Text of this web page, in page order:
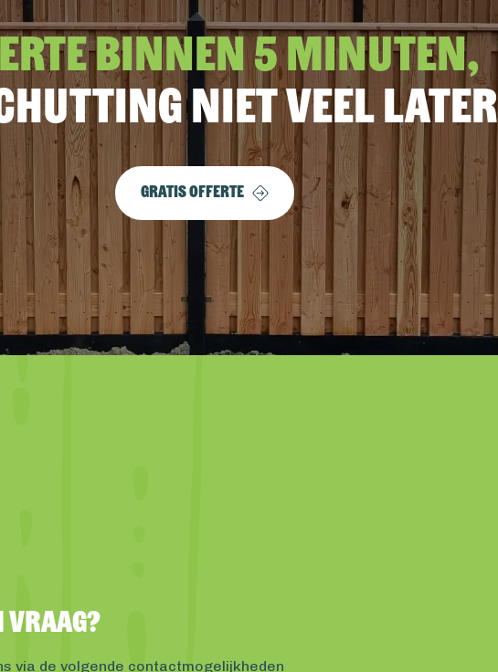
binnen 5 minuten,
niet veel later
Gratis offerte
vraag?
via de volgende contactmogelijkheden